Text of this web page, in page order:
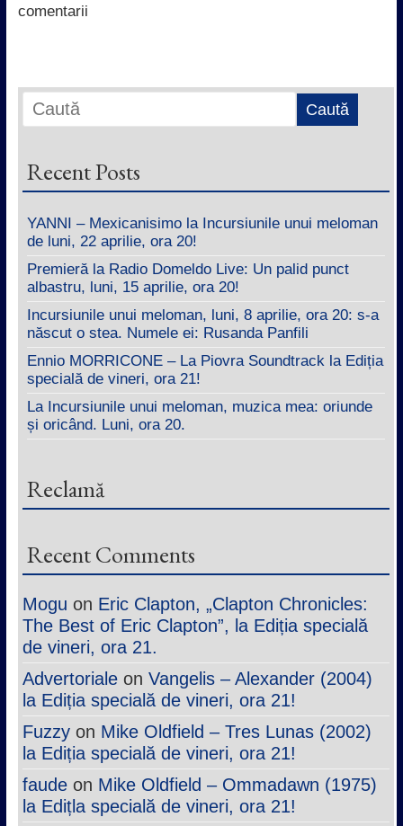
k
p
comentarii
Recent Posts
YANNI – Mexicanisimo la Incursiunile unui meloman
de luni, 22 aprilie, ora 20!
Premieră la Radio Domeldo Live: Un palid punct
albastru, luni, 15 aprilie, ora 20!
Incursiunile unui meloman, luni, 8 aprilie, ora 20: s-a
născut o stea. Numele ei: Rusanda Panfili
Ennio MORRICONE – La Piovra Soundtrack la Ediția
specială de vineri, ora 21!
La Incursiunile unui meloman, muzica mea: oriunde
și oricând. Luni, ora 20.
Reclamă
Recent Comments
Mogu on Eric Clapton, „Clapton Chronicles:
The Best of Eric Clapton”, la Ediția specială
de vineri, ora 21.
Advertorialeon Vangelis – Alexander (2004)
la Ediția specială de vineri, ora 21!
Fuzzyon Mike Oldfield – Tres Lunas (2002)
la Ediția specială de vineri, ora 21!
faudeon Mike Oldfield – Ommadawn (1975)
la Edițla specială de vineri, ora 21!